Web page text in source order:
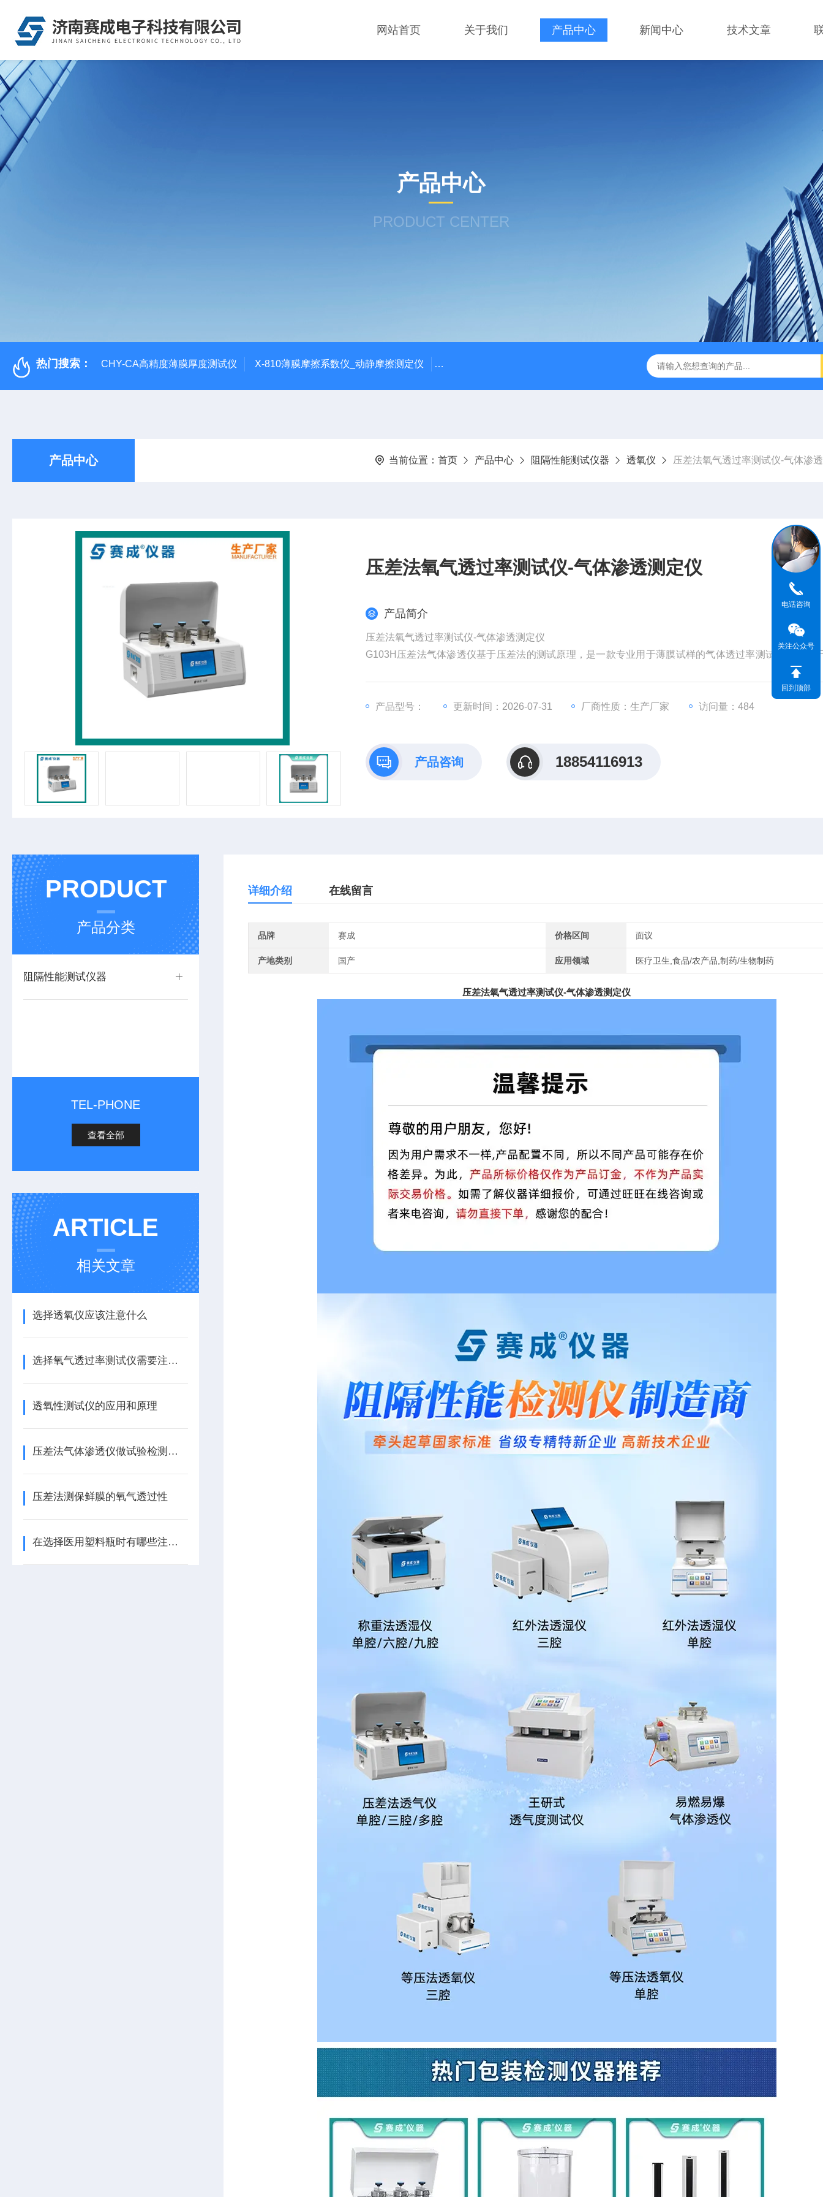
网站首页 关于我们 产品中心 新闻中心 技术文章
产品中心
PRODUCT CENTER
热门搜索： CHY-CA高精度薄膜厚度测试仪 X-810薄膜摩擦系数仪_动静摩擦测定仪 SCK-H玻璃瓶耐热冲击检测仪 赛成仪器 密封测漏仪 密封检测设备
产品中心 当前位置： 首页 产品中心 阻隔性能测试仪器 透氧仪 压差法氧气透过率测试仪-气体渗
压差法氧气透过率测试仪-气体渗透测定仪
产品简介
压差法氧气透过率测试仪-气体渗透测定仪
G103H压差法气体渗透仪基于压差法的测试原理，是一款专业用于薄膜试样的气体透过率测试仪，适用
产品型号： 更新时间：2026-07-31 厂商性质：生产厂家 访问量：484
产品咨询 18854116913
PRODUCT
产品分类
阻隔性能测试仪器
TEL-PHONE
查看全部
ARTICLE
相关文章
选择透氧仪应该注意什么
选择氧气透过率测试仪需要注意什么
透氧性测试仪的应用和原理
压差法气体渗透仪做试验检测应注意的事项
压差法测保鲜膜的氧气透过性
在选择医用塑料瓶时有哪些注意事项
详细介绍 在线留言
品牌 赛成 价格区间 面议
产地类别 国产 应用领域 医疗卫生,食品/农产品,制药/生物制药
压差法氧气透过率测试仪-气体渗透测定仪
电话咨询
关注公众号
回到顶部